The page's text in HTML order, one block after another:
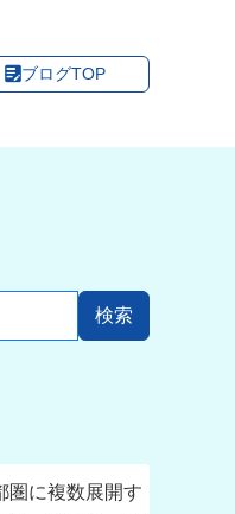
ブログTOP
圏に複数展開す